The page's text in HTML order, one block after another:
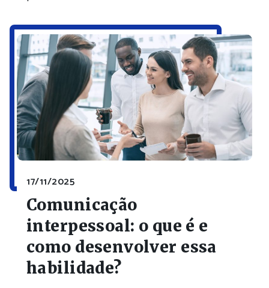
17/11/2025
Comunicação
interpessoal: o que é e
como desenvolver essa
habilidade?